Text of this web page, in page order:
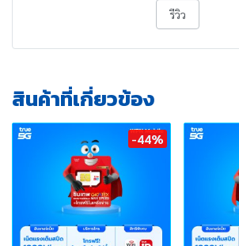
รีวิว
สินค้าที่เกี่ยวข้อง
-44%